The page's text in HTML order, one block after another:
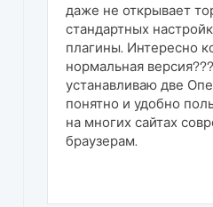
даже не открывает
стандартных
плагины. Интересно
нормальная
устанавливаю две
понятно и удобно
на многих сайтах
браузерам.